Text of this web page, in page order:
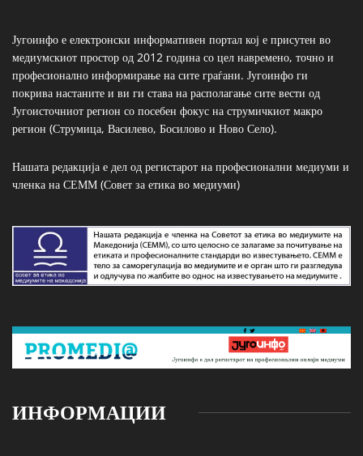
Југоинфо е електронски информативен портал кој е присутен во
медиумскиот простор од 2012 година со цел навремено, точно и
професионално информирање на сите граѓани. Југоинфо ги
покрива настаните и ви ги става на располагање сите вести од
Југоисточниот регион со посебен фокус на струмичкиот макро
регион (Струмица, Василево, Босилово и Ново Село).
Нашата редакција е дел од регистарот на професионални медиуми и
членка на СЕММ (Совет за етика во медиуми)
ИНФОРМАЦИИ